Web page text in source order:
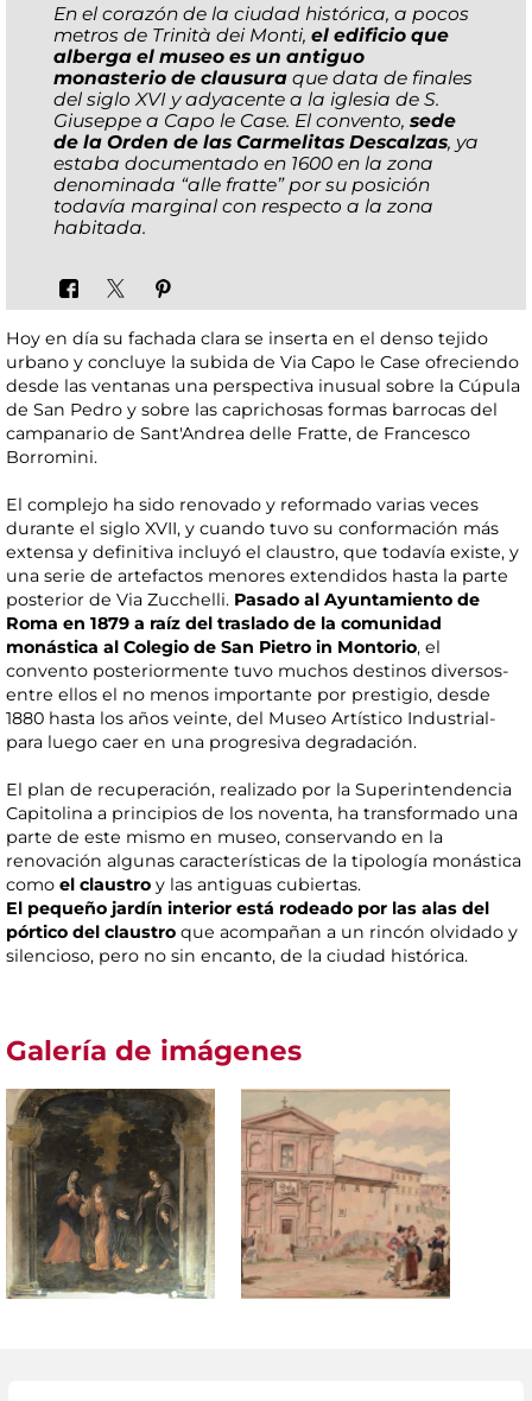
En el corazón de la ciudad histórica, a pocos
metros de Trinità dei Monti, el edificio que
alberga el museo es un antiguo
monasterio de clausura que data de finales
del siglo XVI y adyacente a la iglesia de S.
Giuseppe a Capo le Case. El convento, sede
de la Orden de las Carmelitas Descalzas, ya
estaba documentado en 1600 en la zona
denominada “alle fratte” por su posición
todavía marginal con respecto a la zona
habitada.
Hoy en día su fachada clara se inserta en el denso tejido
urbano y concluye la subida de Via Capo le Case ofreciendo
desde las ventanas una perspectiva inusual sobre la Cúpula
de San Pedro y sobre las caprichosas formas barrocas del
campanario de Sant'Andrea delle Fratte, de Francesco
Borromini.
El complejo ha sido renovado y reformado varias veces
durante el siglo XVII, y cuando tuvo su conformación más
extensa y definitiva incluyó el claustro, que todavía existe, y
una serie de artefactos menores extendidos hasta la parte
posterior de Via Zucchelli. Pasado al Ayuntamiento de
Roma en 1879 a raíz del traslado de la comunidad
monástica al Colegio de San Pietro in Montorio, el
convento posteriormente tuvo muchos destinos diversos-
entre ellos el no menos importante por prestigio, desde
1880 hasta los años veinte, del Museo Artístico Industrial-
para luego caer en una progresiva degradación.
El plan de recuperación, realizado por la Superintendencia
Capitolina a principios de los noventa, ha transformado una
parte de este mismo en museo, conservando en la
renovación algunas características de la tipología monástica
como el claustro y las antiguas cubiertas.
El pequeño jardín interior está rodeado por las alas del
pórtico del claustro que acompañan a un rincón olvidado y
silencioso, pero no sin encanto, de la ciudad histórica.
Galería de imágenes